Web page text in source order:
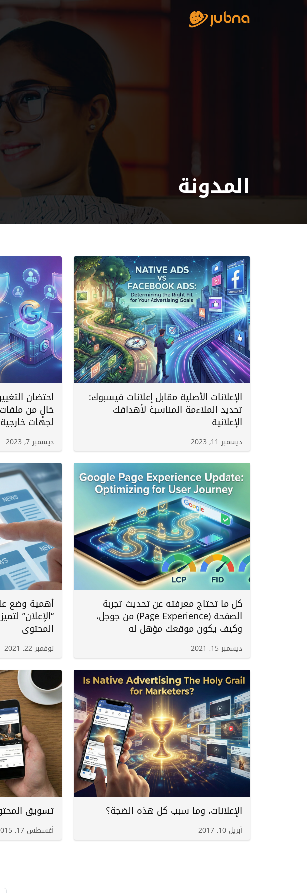
Main Navigation
المدونة
الإعلانات الأصلية مقابل إعلانات فيسبوك:
تحديد الملاءمة المناسبة لأهدافك
الإعلانية
ديسمبر 11, 2023
احتضان
خالٍ من ملفات
لجهات خارجية
ديسمبر 7, 2023
كل ما تحتاج معرفته عن تحديث تجربة
الصفحة (Page Experience) من جوجل،
وكيف يكون موقعك مؤهل له
ديسمبر 15, 2021
أهمية وضع
“الإعلان”
المحتوى
نوفمبر 22, 2021
الإعلانات، وما سبب كل هذه الضجة؟
أبريل 10, 2017
تسويق
أغسطس 17, 2015